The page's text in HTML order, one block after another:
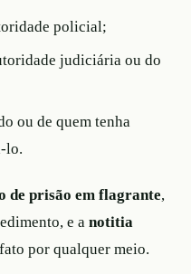
policial;
judiciária ou do
ou de quem tenha
lo.
de prisão em flagrante,
e a notitia
por qualquer meio.